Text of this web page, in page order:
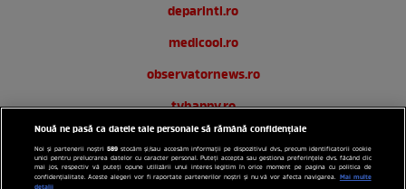
deparinti.ro
medicool.ro
observatornews.ro
tvhappy.ro
useit.ro
zutv.ro
Nouă ne pasă ca datele tale personale să rămână confidențiale
Noi și partenerii noștri589 stocăm și/sau accesăm informații pe dispozitivul dvs., precum identificatorii cookie
unici pentru prelucrarea datelor cu caracter personal. Puteți accepta sau gestiona preferințele dvs. făcând clic
mai jos, respectiv vă puteți opune utilizării unui interes legitim în orice moment pe pagina cu politica de
confidențialitate. Aceste alegeri vor fi raportate partenerilor noștri și nu vă vor afecta navigarea. Mai multe